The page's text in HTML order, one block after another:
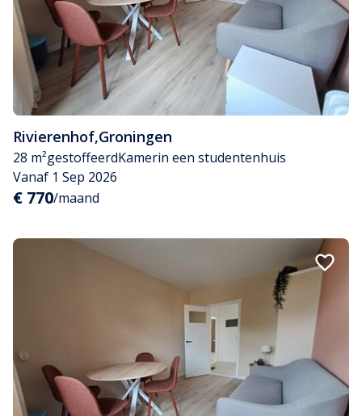
Rivierenhof,Groningen
28 m²gestoffeerdKamerin een studentenhuis
Vanaf 1 Sep 2026
€ 770/maand